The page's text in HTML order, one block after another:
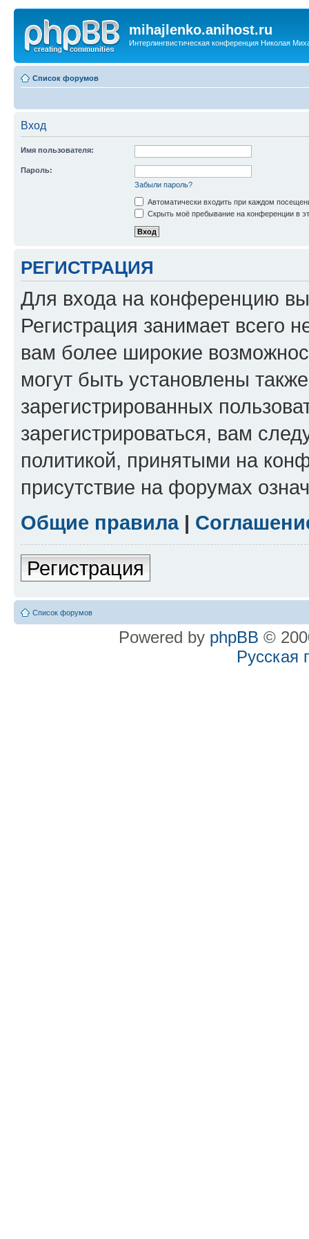
mihajlenko.anihost.ru
Интерлингвистическая конференция Николая
Список форумов
Вход
Имя пользователя:
Пароль:
Забыли пароль?
Автоматически входить при каждом
Скрыть моё пребывание на конференции в
РЕГИСТРАЦИЯ
Для входа на конференцию
Регистрация занимает всего
вам более широкие
могут быть установлены
зарегистрированных
зарегистрироваться, вам
политикой, принятыми на
присутствие на форумах
Общие правила|
Регистрация
Список форумов
Powered by phpBB ©
Русская